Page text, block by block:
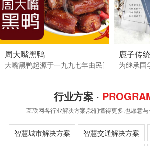
周大嘴黑鸭
大嘴黑鸭起源于一九九七年由民间卤菜大师将
鹿子传
为继承国
行业方案 ·
互联网各行业解决方案,我们懂得更多,也愿意
智慧城市解决方案 智慧交通解决方案